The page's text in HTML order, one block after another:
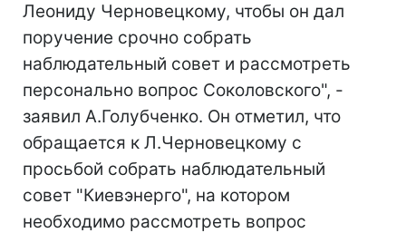
Леониду Черновецкому, чтобы он дал
поручение срочно собрать
наблюдательный совет и рассмотреть
персонально вопрос Соколовского", -
заявил А.Голубченко. Он отметил, что
обращается к Л.Черновецкому с
просьбой собрать наблюдательный
совет "Киевэнерго", на котором
необходимо рассмотреть вопрос